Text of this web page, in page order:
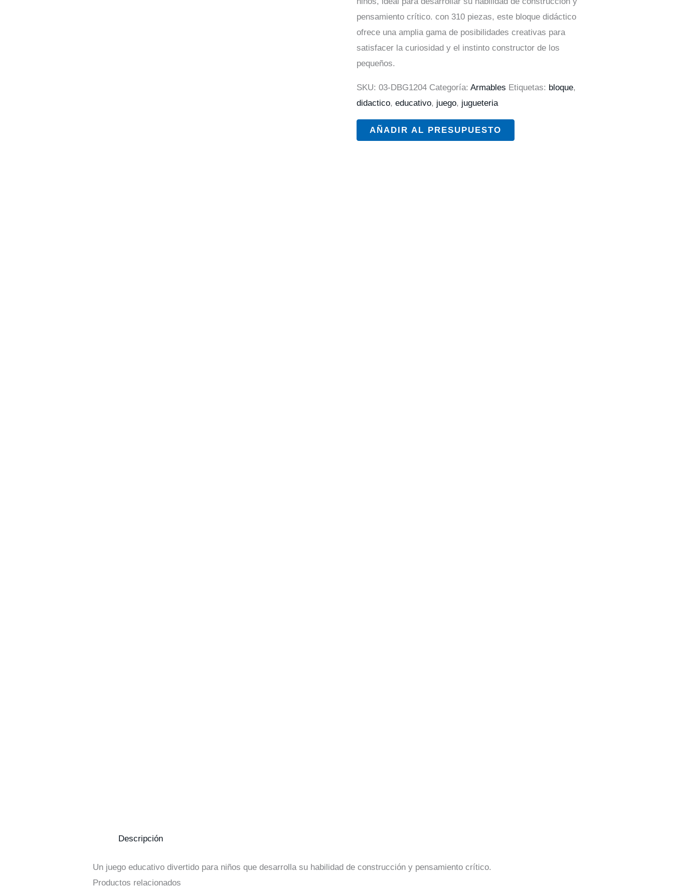
pensamiento crítico. con 310 piezas, este bloque didáctico
ofrece una amplia gama de posibilidades creativas para
satisfacer la curiosidad y el instinto constructor de los
pequeños.
SKU: 03-DBG1204 Categoría: Armables Etiquetas: bloque,
didactico, educativo, juego, jugueteria
AÑADIR AL PRESUPUESTO
Descripción
Un juego educativo divertido para niños que desarrolla su habilidad de construcción y pensamiento crítico.
Productos relacionados